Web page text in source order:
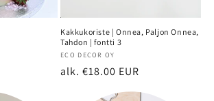
Kakkukoriste | Onnea, Paljon Onnea,
Tahdon | fontti 3
Myyjä:
ECO DECOR OY
Normaalihinta
alk. €18.00 EUR